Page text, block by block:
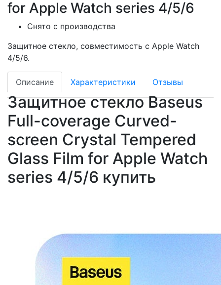
for Apple Watch series 4/5/6
Снято с производства
Защитное стекло, совместимость с Apple Watch
4/5/6.
Описание Характеристики Отзывы
Защитное стекло Baseus
Full-coverage Curved-
screen Crystal Tempered
Glass Film for Apple Watch
series 4/5/6 купить